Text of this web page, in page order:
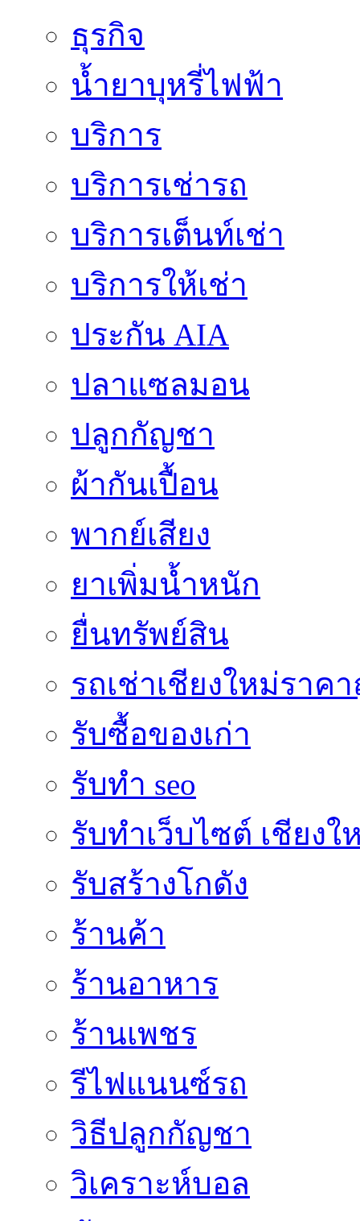
ธุรกิจ
น้ำยาบุหรี่ไฟฟ้า
บริการ
บริการเช่ารถ
บริการเต็นท์เช่า
บริการให้เช่า
ประกัน AIA
ปลาแซลมอน
ปลูกกัญชา
ผ้ากันเปื้อน
พากย์เสียง
ยาเพิ่มน้ำหนัก
ยื่นทรัพย์สิน
รถเช่าเชียงใหม่ราค
รับซื้อของเก่า
รับทำ seo
รับทำเว็บไซต์ เชียงใ
รับสร้างโกดัง
ร้านค้า
ร้านอาหาร
ร้านเพชร
รีไฟแนนซ์รถ
วิธีปลูกกัญชา
วิเคราะห์บอล